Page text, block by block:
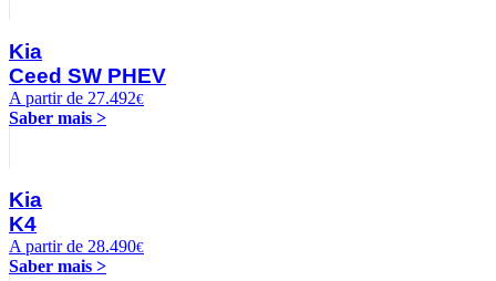
Kia
Ceed SW PHEV
A partir de 27.492€
Saber mais >
Kia
K4
A partir de 28.490€
Saber mais >